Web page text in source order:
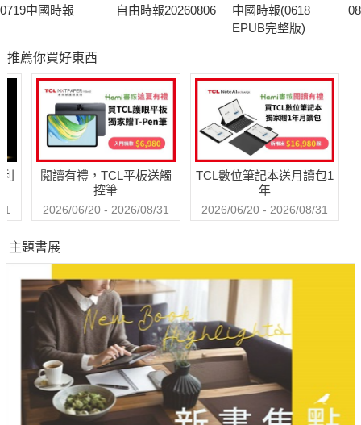
0719中國時報 自由時報20260806
中國時報(0618
EPUB完整版)
推薦你買好東西
閱讀有禮，TCL平板送觸
控筆
2026/06/20 - 2026/08/31
TCL數位筆記本送月讀包1
年
2026/06/20 - 2026/08/31
主題書展